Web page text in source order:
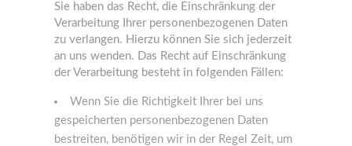
Sie haben das Recht, die Einschränkung der
Verarbeitung Ihrer personenbezogenen Daten
zu verlangen. Hierzu können Sie sich jederzeit
an uns wenden. Das Recht auf Einschränkung
der Verarbeitung besteht in folgenden Fällen:
Wenn Sie die Richtigkeit Ihrer bei uns
gespeicherten personenbezogenen Daten
bestreiten, benötigen wir in der Regel Zeit, um